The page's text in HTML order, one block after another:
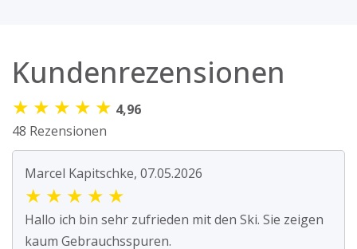
Kundenrezensionen
★ ★ ★ ★ ★ 4,96
48 Rezensionen
Marcel Kapitschke, 07.05.2026
★ ★ ★ ★ ★
Hallo ich bin sehr zufrieden mit den Ski. Sie zeigen
kaum Gebrauchsspuren.